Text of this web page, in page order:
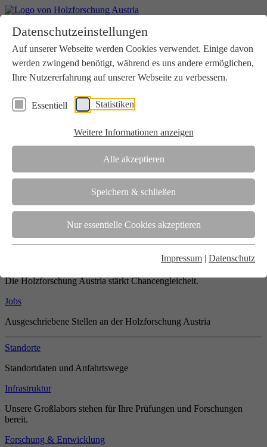
Datenschutzeinstellungen
Auf unserer Webseite werden Cookies verwendet. Einige davon
werden zwingend benötigt, während es uns andere ermöglichen,
Ihre Nutzererfahrung auf unserer Webseite zu verbessern.
Essentiell Statistiken
Weitere Informationen anzeigen
Alle akzeptieren
Speichern & schließen
Nur essentielle Cookies akzeptieren
Impressum | Datenschutz
Aktuelles
Downloads
Kontakt
Login
Verein
Wir unterstützen die Interessen der Holzbranche in enger
Zusammenarbeit mit Wissenschaft und Wirtschaft.
Die Holzforschung Austria ist akkreditierte Prüf-, Inspektions- und
Team
Unsere gesamte Kompetenz ist in unseren Mitarbeiter:innen
gebündelt
Die Holzforschung Austria stärkt Chancengleicheit.
Jobs
Ausgeschriebene Stellen an der Holzforschung Austria
Standorte
Standortdaten und Anfahrtswege
Infrastruktur
Unsere Großlabors stehen für Ihre Prüfungen und Forschungen
bereit.
Forschung & Entwicklung